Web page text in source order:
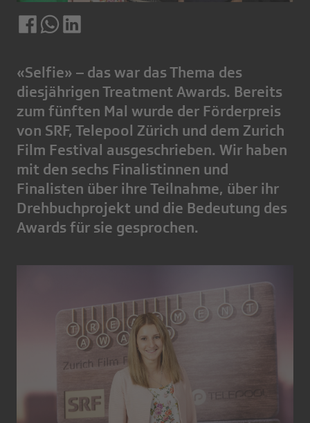
«Selfie» – das war das Thema des
diesjährigen Treatment Awards. Bereits
zum fünften Mal wurde der Förderpreis
von SRF, Telepool Zürich und dem Zurich
Film Festival ausgeschrieben. Wir haben
mit den sechs Finalistinnen und
Finalisten über ihre Teilnahme, über ihr
Drehbuchprojekt und die Bedeutung des
Awards für sie gesprochen.